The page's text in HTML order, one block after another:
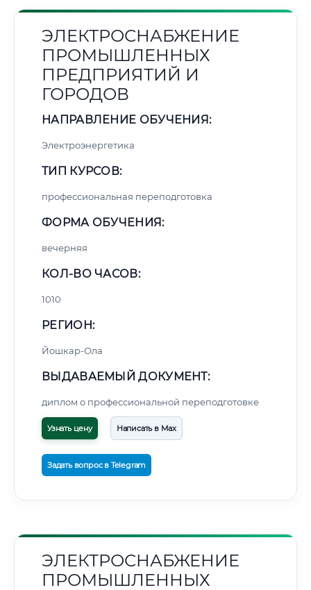
ЭЛЕКТРОСНАБЖЕНИЕ
ПРОМЫШЛЕННЫХ
ПРЕДПРИЯТИЙ И
ГОРОДОВ
НАПРАВЛЕНИЕ ОБУЧЕНИЯ:
Электроэнергетика
ТИП КУРСОВ:
профессиональная переподготовка
ФОРМА ОБУЧЕНИЯ:
вечерняя
КОЛ-ВО ЧАСОВ:
1010
РЕГИОН:
Йошкар-Ола
ВЫДАВАЕМЫЙ ДОКУМЕНТ:
диплом о профессиональной переподготовке
Узнать цену Написать в Max
Задать вопрос в Telegram
ЭЛЕКТРОСНАБЖЕНИЕ
ПРОМЫШЛЕННЫХ